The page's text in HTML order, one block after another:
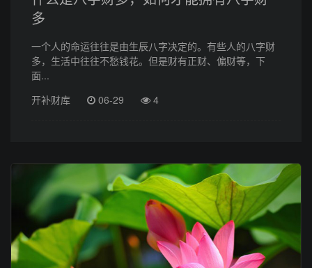
多
一个人的命运往往是由生辰八字决定的。有些人的八字财
多，生活中往往不愁钱花。但是财有正财、偏财等，下
面...
开补财库
06-29 4